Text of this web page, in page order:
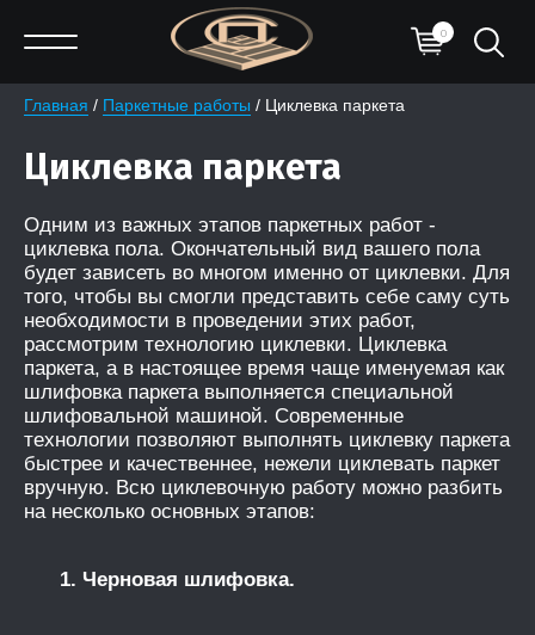
0
Главная / Паркетные работы / Циклевка паркета
Циклевка паркета
Одним из важных этапов паркетных работ -
циклевка пола. Окончательный вид вашего пола
будет зависеть во многом именно от циклевки. Для
того, чтобы вы смогли представить себе саму суть
необходимости в проведении этих работ,
рассмотрим технологию циклевки. Циклевка
паркета, а в настоящее время чаще именуемая как
шлифовка паркета выполняется специальной
шлифовальной машиной. Современные
технологии позволяют выполнять циклевку паркета
быстрее и качественнее, нежели циклевать паркет
вручную. Всю циклевочную работу можно разбить
на несколько основных этапов:
1. Черновая шлифовка.